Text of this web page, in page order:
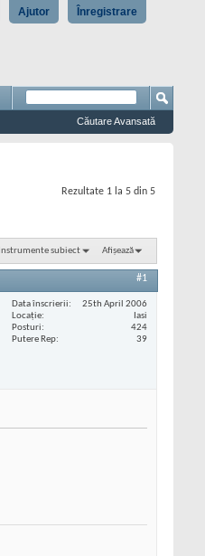
Înregistrare
Ajutor
Căutare Avansată
Rezultate 1 la 5 din 5
Instrumente subiect Afișează
#1
Data înscrierii
25th April 2006
Locaţie
Iasi
Posturi
424
Putere Rep
39